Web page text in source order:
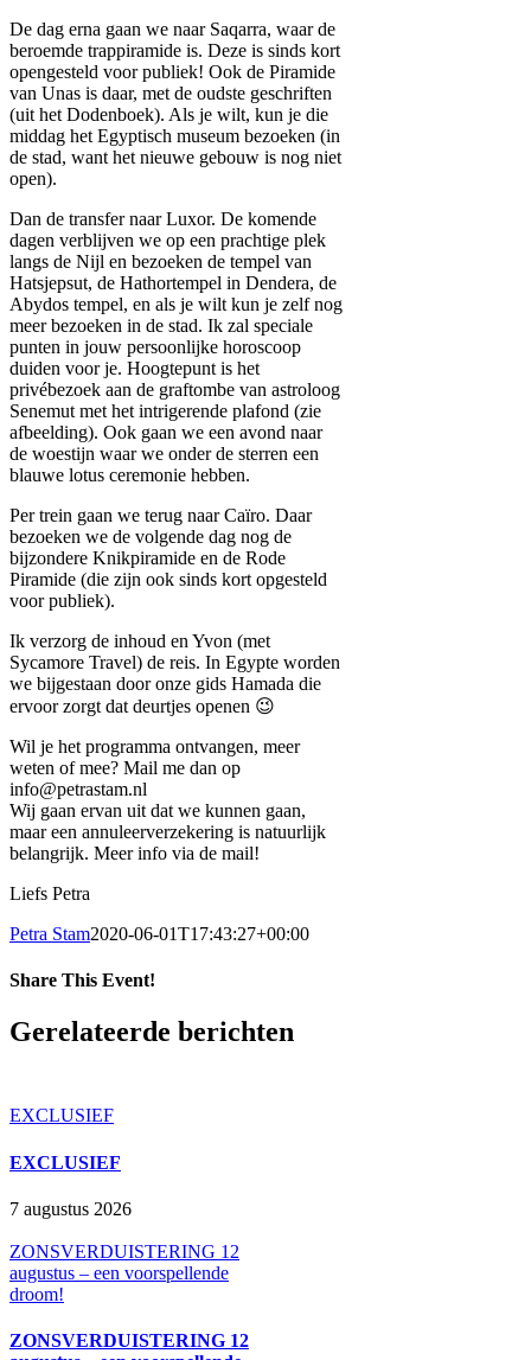
De dag erna gaan we naar Saqarra, waar de
beroemde trappiramide is. Deze is sinds kort
opengesteld voor publiek! Ook de Piramide
van Unas is daar, met de oudste geschriften
(uit het Dodenboek). Als je wilt, kun je die
middag het Egyptisch museum bezoeken (in
de stad, want het nieuwe gebouw is nog niet
open).
Dan de transfer naar Luxor. De komende
dagen verblijven we op een prachtige plek
langs de Nijl en bezoeken de tempel van
Hatsjepsut, de Hathortempel in Dendera, de
Abydos tempel, en als je wilt kun je zelf nog
meer bezoeken in de stad. Ik zal speciale
punten in jouw persoonlijke horoscoop
duiden voor je. Hoogtepunt is het
privébezoek aan de graftombe van astroloog
Senemut met het intrigerende plafond (zie
afbeelding). Ook gaan we een avond naar
de woestijn waar we onder de sterren een
blauwe lotus ceremonie hebben.
Per trein gaan we terug naar Caïro. Daar
bezoeken we de volgende dag nog de
bijzondere Knikpiramide en de Rode
Piramide (die zijn ook sinds kort opgesteld
voor publiek).
Ik verzorg de inhoud en Yvon (met
Sycamore Travel) de reis. In Egypte worden
we bijgestaan door onze gids Hamada die
ervoor zorgt dat deurtjes openen 😉
Wil je het programma ontvangen, meer
weten of mee? Mail me dan op
info@petrastam.nl
Wij gaan ervan uit dat we kunnen gaan,
maar een annuleerverzekering is natuurlijk
belangrijk. Meer info via de mail!
Liefs Petra
Petra Stam2020-06-01T17:43:27+00:00
Share This Event!
Facebook
X
LinkedIn
Pinterest
E-
mail
Gerelateerde berichten
EXCLUSIEF
EXCLUSIEF
7 augustus 2026
ZONSVERDUISTERING 12
augustus – een voorspellende
droom!
ZONSVERDUISTERING 12